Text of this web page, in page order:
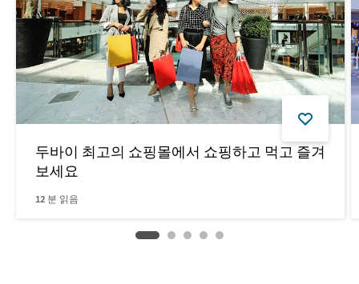
두바이 최고의 쇼핑몰에서 쇼핑하고 먹고 즐겨
보세요
12 분 읽음